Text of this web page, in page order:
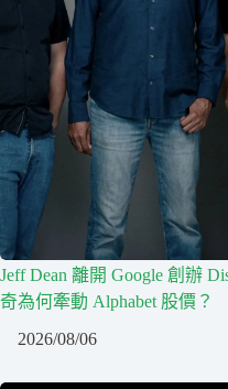
Jeff Dean 離開 Google 創辦
奇為何牽動 Alphabet 股價？
2026/08/06